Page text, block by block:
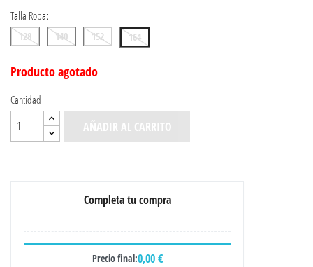
Talla Ropa:
128 140 152 164
Producto agotado
Cantidad
AÑADIR AL CARRITO
Completa tu compra
Precio final:0,00 €